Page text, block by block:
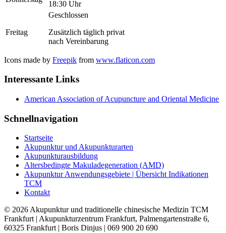
18:30 Uhr
Freitag
Geschlossen
Zusätzlich täglich privat
nach Vereinbarung
Icons made by Freepik from www.flaticon.com
Interessante Links
American Association of Acupuncture and Oriental Medicine
Schnellnavigation
Startseite
Akupunktur und Akupunkturarten
Akupunkturausbildung
Altersbedingte Makuladegeneration (AMD)
Akupunktur Anwendungsgebiete | Übersicht Indikationen
TCM
Kontakt
© 2026 Akupunktur und traditionelle chinesische Medizin TCM
Frankfurt | Akupunkturzentrum Frankfurt, Palmengartenstraße 6,
60325 Frankfurt | Boris Dinjus | 069 900 20 690